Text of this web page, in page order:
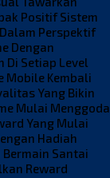
Positif Sistem
Perspektif
Dengan
Di Setiap Level
Mobile Kembali
Yang Bikin
Mulai Menggoda
Yang Mulai
Hadiah
Bermain Santai
Reward